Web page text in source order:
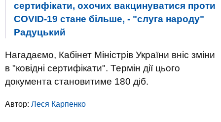
сертифікати, охочих вакцинуватися проти
COVID-19 стане більше, - "слуга народу"
Радуцький
Нагадаємо, Кабінет Міністрів України вніс зміни
в "ковідні сертифікати". Термін дії цього
документа становитиме 180 діб.
Автор: Леся Карпенко